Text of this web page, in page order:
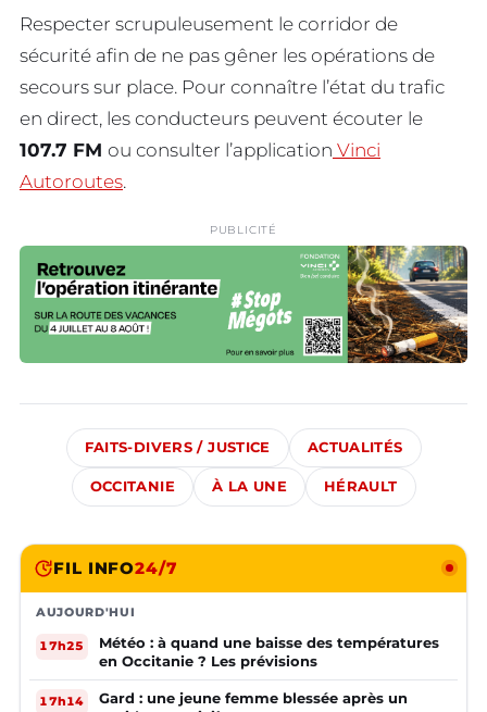
Respecter scrupuleusement le corridor de
sécurité afin de ne pas gêner les opérations de
secours sur place. Pour connaître l’état du trafic
en direct, les conducteurs peuvent écouter le
107.7 FM ou consulter l’application Vinci
Autoroutes.
PUBLICITÉ
FAITS-DIVERS / JUSTICE ACTUALITÉS
OCCITANIE À LA UNE HÉRAULT
FIL INFO24/7
AUJOURD'HUI
17h25
Météo : à quand une baisse des températures
en Occitanie ? Les prévisions
17h14
Gard : une jeune femme blessée après un